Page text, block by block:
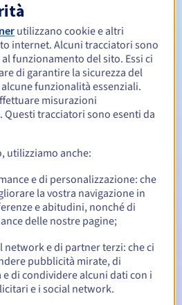
Da 1 a 5 anni
30 giorni
15, 7 e 3 giorni prima della
per notificare la
dominio
Grace Periodper notificare la
di dominio
utilizzano cookie e altri
internet. Alcuni tracciatori sono
funzionamento del sito. Essi ci
di garantire la sicurezza del
funzionalità essenziali.
misurazioni
tracciatori sono esenti da
utilizziamo anche:
e di personalizzazione: che
la vostra navigazione in
e abitudini, nonché di
delle nostre pagine;
network e di partner terzi: che ci
pubblicità mirate, di
di condividere alcuni dati con i
e i social network.